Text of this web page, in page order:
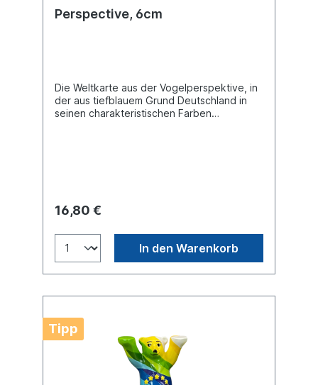
Perspective, 6cm
Die Weltkarte aus der Vogelperspektive, in
der aus tiefblauem Grund Deutschland in
seinen charakteristischen Farben
16,80 €
In den Warenkorb
Tipp